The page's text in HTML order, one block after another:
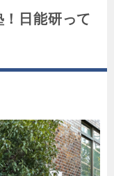
！日能研って